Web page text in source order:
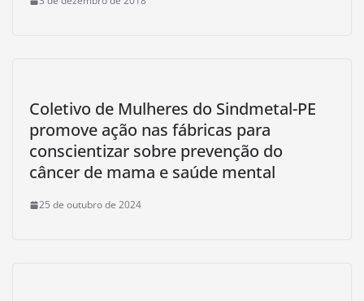
Coletivo de Mulheres do Sindmetal-PE
promove ação nas fábricas para
conscientizar sobre prevenção do
câncer de mama e saúde mental
25 de outubro de 2024